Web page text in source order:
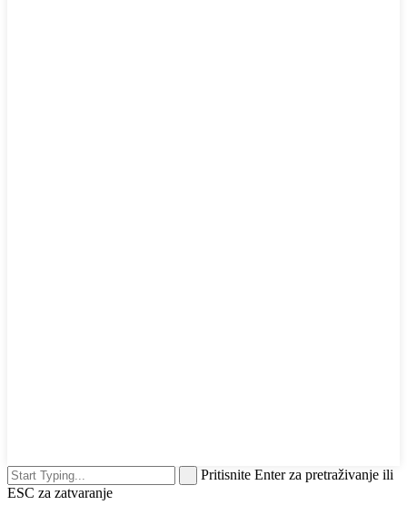
Pritisnite Enter za pretraživanje ili
ESC za zatvaranje